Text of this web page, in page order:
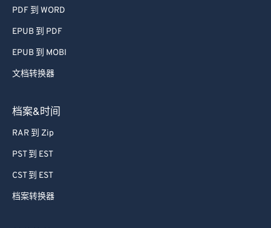
PDF 到 WORD
EPUB 到 PDF
EPUB 到 MOBI
文档转换器
档案&时间
RAR 到 Zip
PST 到 EST
CST 到 EST
档案转换器